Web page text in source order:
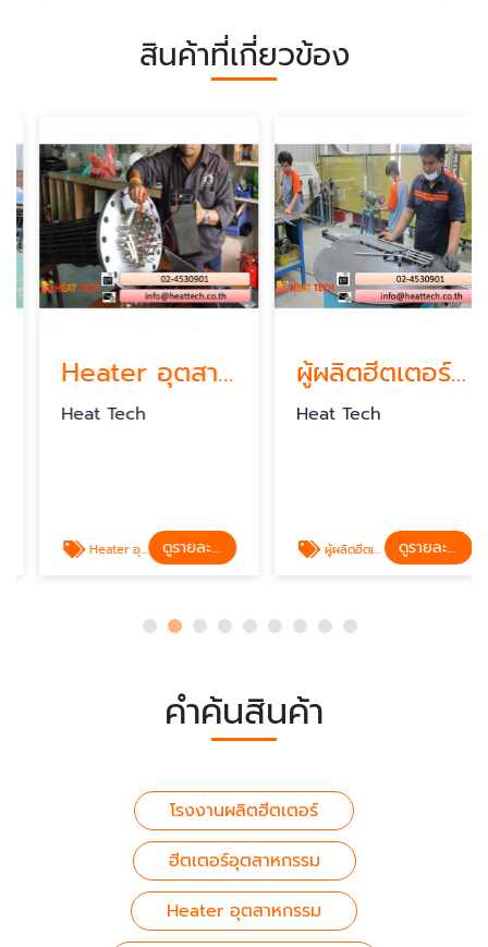
สินค้าที่เกี่ยวข้อง
Heater อุตสาหกรรม
Heat Tech
Heater อุตสาหกรรม ดูรายละเอียด
ผู้ผลิตฮีตเตอร์อุตสาหกรรม
Heat Tech
ผู้ผลิตฮีตเตอร์อุตสาหกรรม ดูรายละเอียด
คำค้นสินค้า
โรงงานผลิตฮีตเตอร์
ฮีตเตอร์อุตสาหกรรม
Heater อุตสาหกรรม